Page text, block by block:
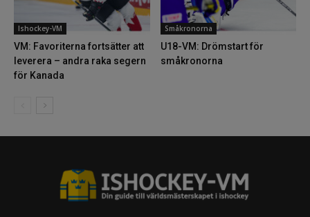
Ishockey-VM
VM: Favoriterna fortsätter att
leverera – andra raka segern
för Kanada
Småkronorna
U18-VM: Drömstart för
småkronorna